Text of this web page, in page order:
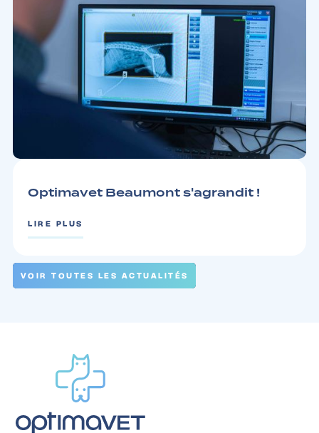
Optimavet Beaumont s'agrandit !
LIRE PLUS
VOIR TOUTES LES ACTUALITÉS